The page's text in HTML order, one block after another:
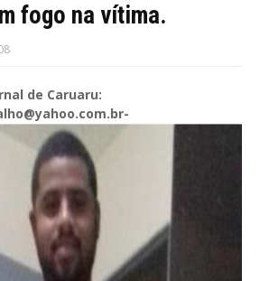
fogo na vítima.
de Caruaru: